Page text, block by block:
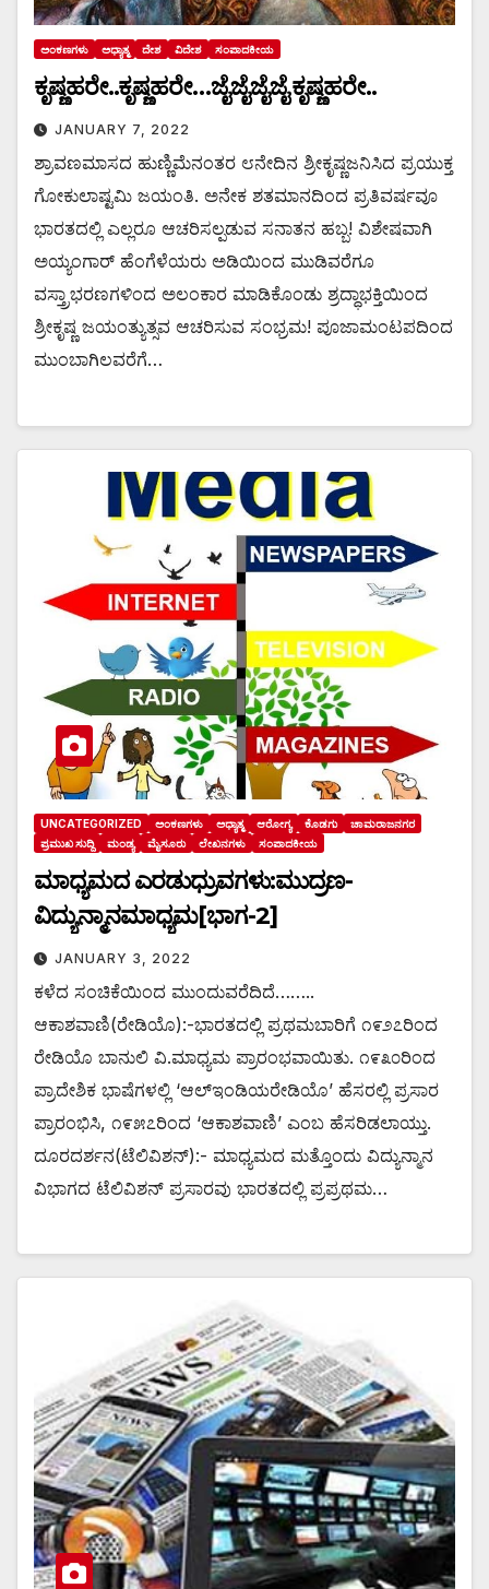
ಅಂಕಣಗಳು ಅಧ್ಯಾತ್ಮ ದೇಶ ವಿದೇಶ ಸಂಪಾದಕೀಯ
ಕೃಷ್ಣಹರೇ..ಕೃಷ್ಣಹರೇ…ಜೈಜೈಜೈಜೈ ಕೃಷ್ಣಹರೇ..
JANUARY 7, 2022
ಶ್ರಾವಣಮಾಸದ ಹುಣ್ಣಿಮೆನಂತರ ೮ನೇದಿನ ಶ್ರೀಕೃಷ್ಣಜನಿಸಿದ ಪ್ರಯುಕ್ತ
ಗೋಕುಲಾಷ್ಟಮಿ ಜಯಂತಿ. ಅನೇಕ ಶತಮಾನದಿಂದ ಪ್ರತಿವರ್ಷವೂ
ಭಾರತದಲ್ಲಿ ಎಲ್ಲರೂ ಆಚರಿಸಲ್ಪಡುವ ಸನಾತನ ಹಬ್ಬ! ವಿಶೇಷವಾಗಿ
ಅಯ್ಯಂಗಾರ್ ಹೆಂಗೆಳೆಯರು ಅಡಿಯಿಂದ ಮುಡಿವರೆಗೂ
ವಸ್ತ್ರಾಭರಣಗಳಿಂದ ಅಲಂಕಾರ ಮಾಡಿಕೊಂಡು ಶ್ರದ್ಧಾಭಕ್ತಿಯಿಂದ
ಶ್ರೀಕೃಷ್ಣ ಜಯಂತ್ಯುತ್ಸವ ಆಚರಿಸುವ ಸಂಭ್ರಮ! ಪೂಜಾಮಂಟಪದಿಂದ
ಮುಂಬಾಗಿಲವರೆಗೆ…
UNCATEGORIZED ಅಂಕಣಗಳು ಅಧ್ಯಾತ್ಮ ಆರೋಗ್ಯ ಕೊಡಗು
ಚಾಮರಾಜನಗರ
ಪ್ರಮುಖ ಸುದ್ದಿ
ಮಂಡ್ಯ ಮೈಸೂರು ಲೇಖನಗಳು ಸಂಪಾದಕೀಯ
ಮಾಧ್ಯಮದ ಎರಡುಧ್ರುವಗಳು:ಮುದ್ರಣ-
ವಿದ್ಯುನ್ಮಾನಮಾಧ್ಯಮ[ಭಾಗ-2]
JANUARY 3, 2022
ಕಳೆದ ಸಂಚಿಕೆಯಿಂದ ಮುಂದುವರೆದಿದೆ……..
ಆಕಾಶವಾಣಿ(ರೇಡಿಯೊ):-ಭಾರತದಲ್ಲಿ ಪ್ರಥಮಬಾರಿಗೆ ೧೯೨೭ರಿಂದ
ರೇಡಿಯೊ ಬಾನುಲಿ ವಿ.ಮಾಧ್ಯಮ ಪ್ರಾರಂಭವಾಯಿತು. ೧೯೩೦ರಿಂದ
ಪ್ರಾದೇಶಿಕ ಭಾಷೆಗಳಲ್ಲಿ ‘ಆಲ್‌ಇಂಡಿಯರೇಡಿಯೊ’ ಹೆಸರಲ್ಲಿ ಪ್ರಸಾರ
ಪ್ರಾರಂಭಿಸಿ, ೧೯೫೭ರಿಂದ ‘ಆಕಾಶವಾಣಿ’ ಎಂಬ ಹೆಸರಿಡಲಾಯ್ತು.
ದೂರದರ್ಶನ(ಟೆಲಿವಿಶನ್):- ಮಾಧ್ಯಮದ ಮತ್ತೊಂದು ವಿದ್ಯುನ್ಮಾನ
ವಿಭಾಗದ ಟೆಲಿವಿಶನ್ ಪ್ರಸಾರವು ಭಾರತದಲ್ಲಿ ಪ್ರಪ್ರಥಮ…